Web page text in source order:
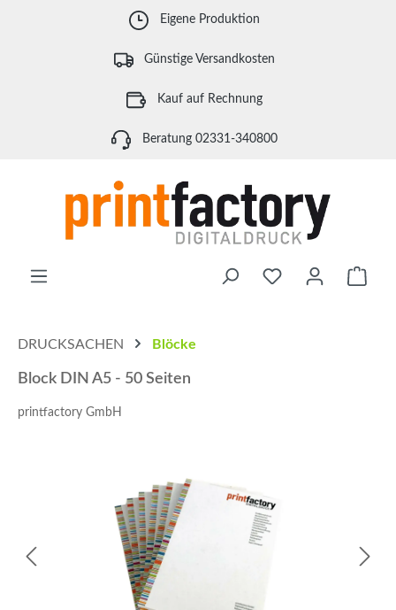
Zum Hauptinhalt springen Eigene Produktion
Günstige Versandkosten
Kauf auf Rechnung
Beratung 02331-340800
DRUCKSACHEN Blöcke
Block DIN A5 - 50 Seiten
printfactory GmbH